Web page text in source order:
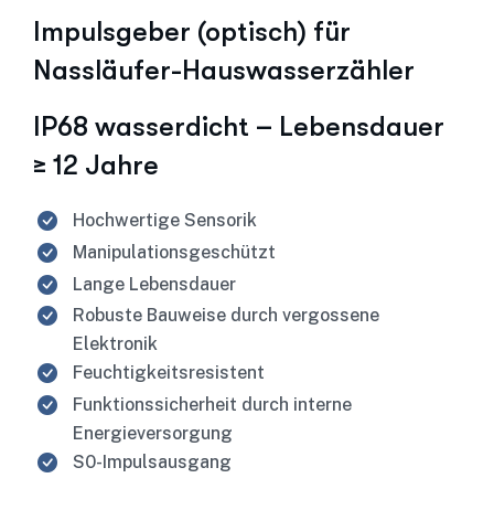
Impulsgeber (optisch) für
Nassläufer-Hauswasserzähler
IP68 wasserdicht – Lebensdauer
≥ 12 Jahre
Hochwertige Sensorik
Manipulationsgeschützt
Lange Lebensdauer
Robuste Bauweise durch vergossene
Elektronik
Feuchtigkeitsresistent
Funktionssicherheit durch interne
Energieversorgung
S0-Impulsausgang